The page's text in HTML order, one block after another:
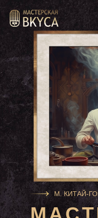
М. КИТАЙ-